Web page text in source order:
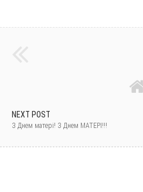
NEXT POST
З Днем матері! З Днем МАТЕРІ!!!